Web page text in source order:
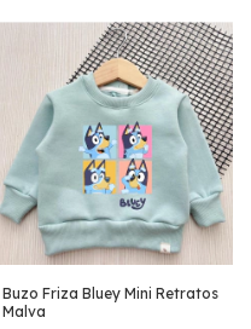
Buzo Friza Bluey Mini Retratos
Malva